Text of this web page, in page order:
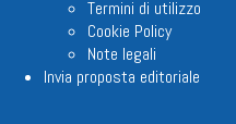
Termini di utilizzo
Cookie Policy
Note legali
Invia proposta editoriale